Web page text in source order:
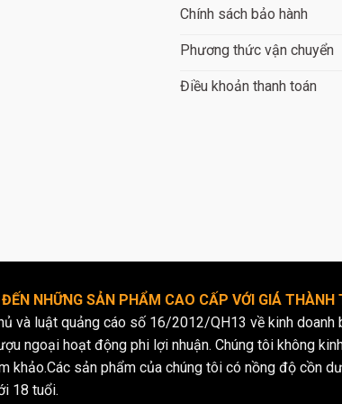
thành phần khác như cam, quả lê và
Hương thơm: Bia Desperados có một
Màu sắc: Bia Desperados có một màu
Độ cồn: Desperados có độ cồn khoảng
Phong cách: Bia Desperados mang
Khả năng kết hợp với thức ăn:
Thưởng thức và bảo
Dưới đây là một số lời khuyên về cách
Cách thưởng thức:
Chính sách bảo hành
Phương thức vận chuyển
Điều khoản thanh toán
NHỮNG SẢN PHẨM CAO CẤP VỚI GIÁ THÀNH
và luật quảng cáo số 16/2012/QH13 về kinh doanh
ngoại hoạt động phi lợi nhuận. Chúng tôi không
khảo.Các sản phẩm của chúng tôi có nồng độ cồn
18 tuổi.